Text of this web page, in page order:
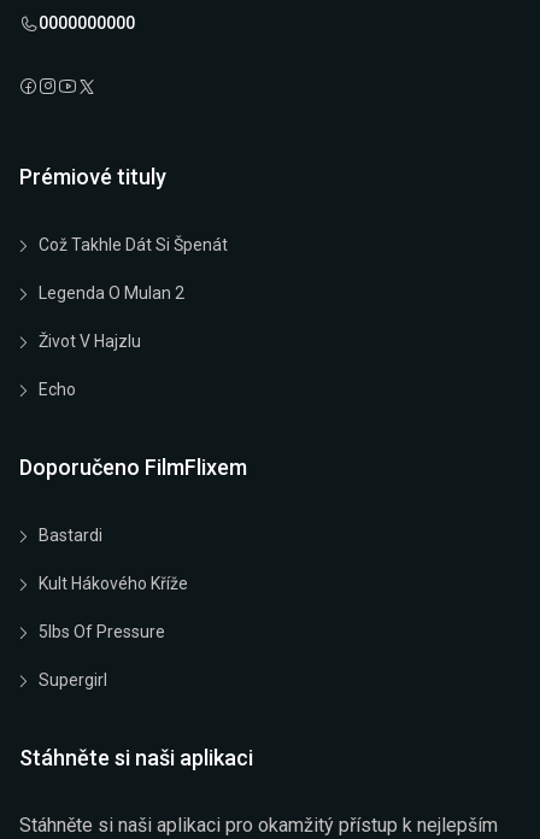
0000000000
Prémiové tituly
Což Takhle Dát Si Špenát
Legenda O Mulan 2
Život V Hajzlu
Echo
Doporučeno FilmFlixem
Bastardi
Kult Hákového Kříže
5lbs Of Pressure
Supergirl
Stáhněte si naši aplikaci
Stáhněte si naši aplikaci pro okamžitý přístup k nejlepším